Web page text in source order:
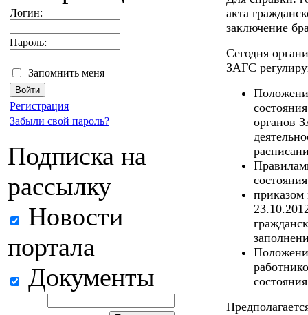
Логин:
Пароль:
Запомнить меня
Регистрация
Забыли свой пароль?
Подписка на
рассылку
Новости
портала
Документы
акта
заключение
Сегодня
ЗАГС
органов